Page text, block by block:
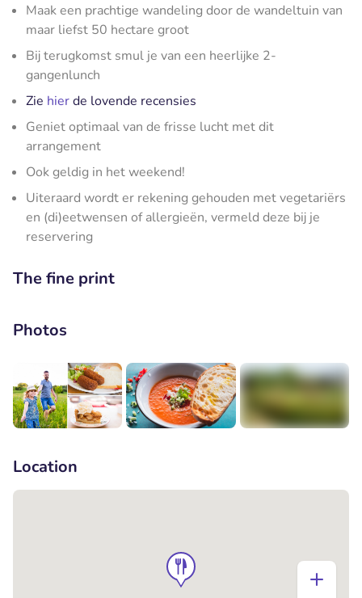
Maak een prachtige wandeling door de wandeltuin van
maar liefst 50 hectare groot
Bij terugkomst smul je van een heerlijke 2-
gangenlunch
Zie hierde lovende recensies
Geniet optimaal van de frisse lucht met dit
arrangement
Ook geldig in het weekend!
Uiteraard wordt er rekening gehouden met vegetariërs
en (di)eetwensen of allergieën, vermeld deze bij je
reservering
The fine print
Photos
Location